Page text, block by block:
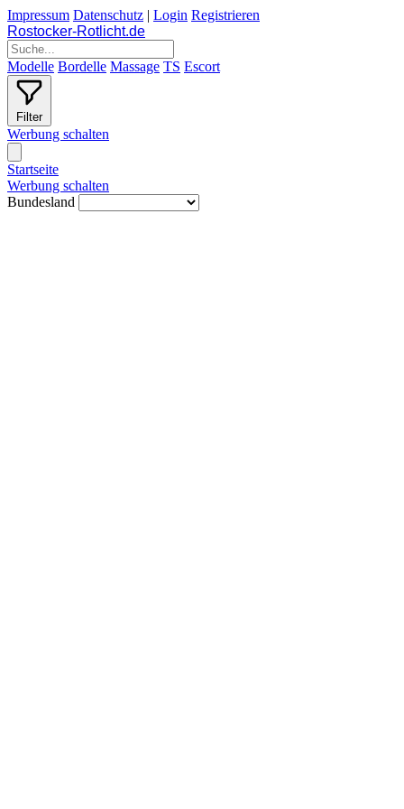
Impressum Datenschutz | Login Registrieren
Rostocker-Rotlicht.de
Modelle Bordelle Massage TS Escort
Filter
Werbung schalten
Startseite
Werbung schalten
Bundesland